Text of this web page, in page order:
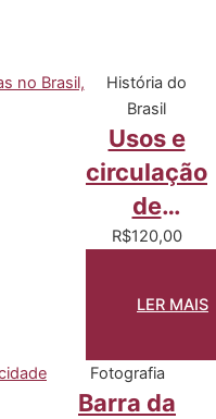
História do
Brasil
Usos e
circulação
de
plantas
séculos
R$120,00
LER MAIS
Fotografia
Barra da